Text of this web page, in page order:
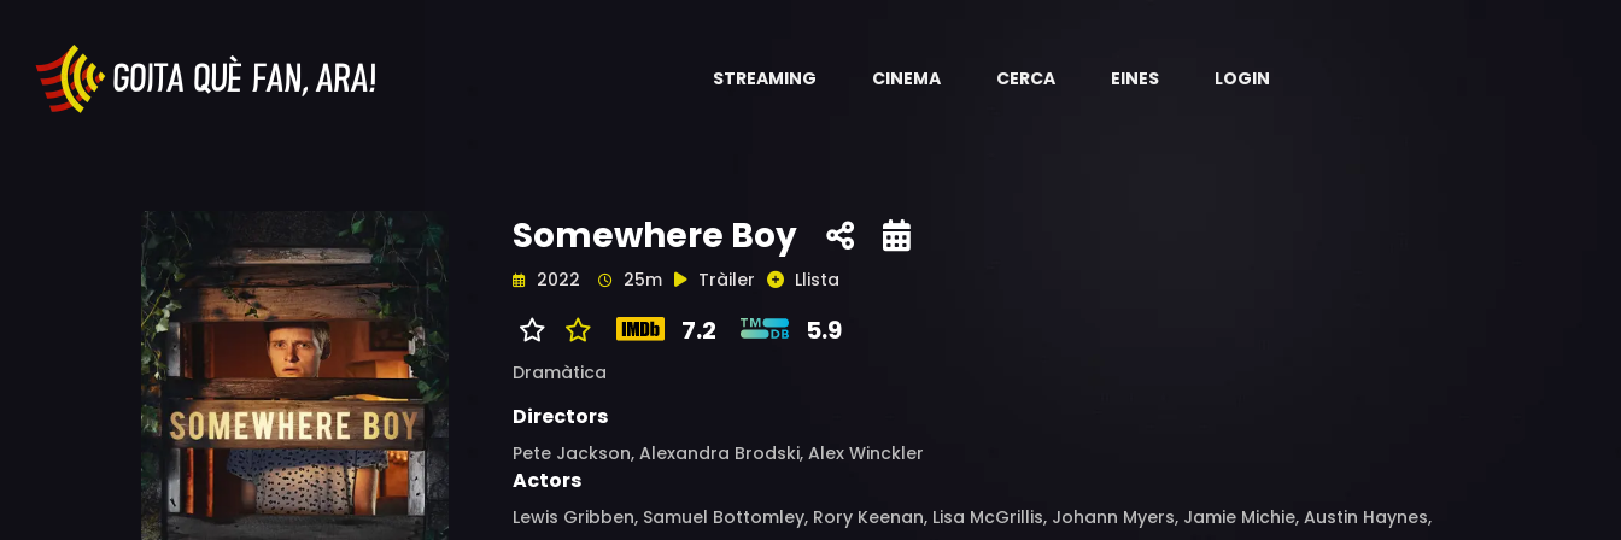
STREAMING CINEMA CERCA EINES LOGIN
Somewhere Boy
2022 25m Tràiler Llista
7.2 5.9
Dramàtica
Directors
Pete Jackson, Alexandra Brodski, Alex Winckler
Actors
Lewis Gribben, Samuel Bottomley, Rory Keenan, Lisa McGrillis, Johann Myers, Jamie Michie, Austin Haynes,